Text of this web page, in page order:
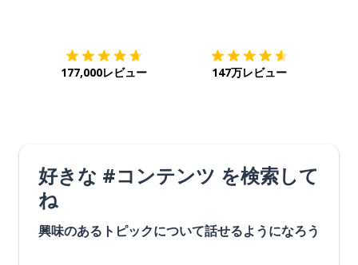
177,000レビュー 147万レビュー
好きな #コンテンツ を検索して
ね
興味のあるトピックについて話せるようになろう